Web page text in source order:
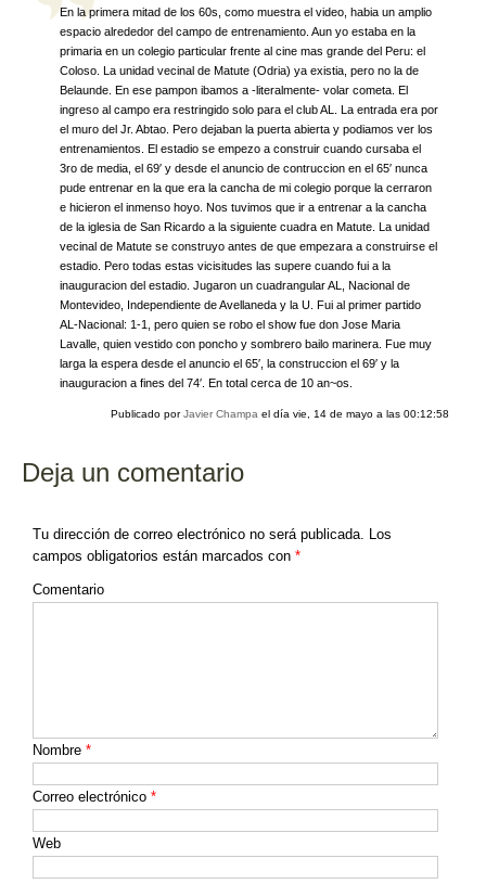
En la primera mitad de los 60s, como muestra el video, habia un amplio
espacio alrededor del campo de entrenamiento. Aun yo estaba en la
primaria en un colegio particular frente al cine mas grande del Peru: el
Coloso. La unidad vecinal de Matute (Odria) ya existia, pero no la de
Belaunde. En ese pampon ibamos a -literalmente- volar cometa. El
ingreso al campo era restringido solo para el club AL. La entrada era por
el muro del Jr. Abtao. Pero dejaban la puerta abierta y podiamos ver los
entrenamientos. El estadio se empezo a construir cuando cursaba el
3ro de media, el 69′ y desde el anuncio de contruccion en el 65′ nunca
pude entrenar en la que era la cancha de mi colegio porque la cerraron
e hicieron el inmenso hoyo. Nos tuvimos que ir a entrenar a la cancha
de la iglesia de San Ricardo a la siguiente cuadra en Matute. La unidad
vecinal de Matute se construyo antes de que empezara a construirse el
estadio. Pero todas estas vicisitudes las supere cuando fui a la
inauguracion del estadio. Jugaron un cuadrangular AL, Nacional de
Montevideo, Independiente de Avellaneda y la U. Fui al primer partido
AL-Nacional: 1-1, pero quien se robo el show fue don Jose Maria
Lavalle, quien vestido con poncho y sombrero bailo marinera. Fue muy
larga la espera desde el anuncio el 65′, la construccion el 69′ y la
inauguracion a fines del 74′. En total cerca de 10 an~os.
Publicado porJavier Champa el díavie, 14 de mayo a las 00:12:58
Deja un comentario
Tu dirección de correo electrónico no será publicada.
Los
campos obligatorios están marcados con *
Comentario
Nombre *
Correo electrónico *
Web